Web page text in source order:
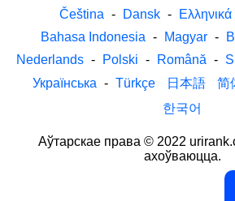
Čeština - Dansk - Ελληνικά
Bahasa Indonesia - Magyar -
Nederlands - Polski - Română -
Українська - Türkçe 日本語 简
한국어
Аўтарскае права © 2022
ахоўваюцца.